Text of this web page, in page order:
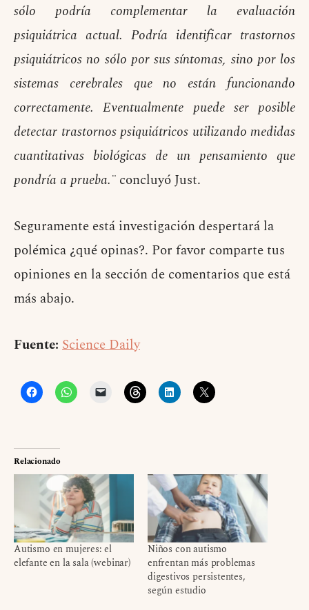
sólo podría complementar la evaluación
psiquiátrica actual. Podría identificar trastornos
psiquiátricos no sólo por sus síntomas, sino por los
sistemas cerebrales que no están funcionando
correctamente. Eventualmente puede ser posible
detectar trastornos psiquiátricos utilizando medidas
cuantitativas biológicas de un pensamiento que
pondría a prueba.¨ concluyó Just.
Seguramente está investigación despertará la
polémica ¿qué opinas?. Por favor comparte tus
opiniones en la sección de comentarios que está
más abajo.
Fuente: Science Daily
Relacionado
Autismo en mujeres: el
elefante en la sala (webinar)
Niños con autismo
enfrentan más problemas
digestivos persistentes,
según estudio